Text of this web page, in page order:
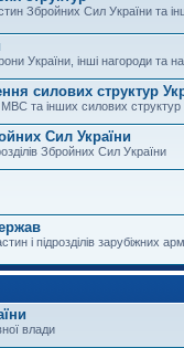
Збройних Сил України та
України, інші нагороди та
силових структур
та інших силових структур
Сил України
Збройних Сил України
і підрозділів зарубіжних
влади